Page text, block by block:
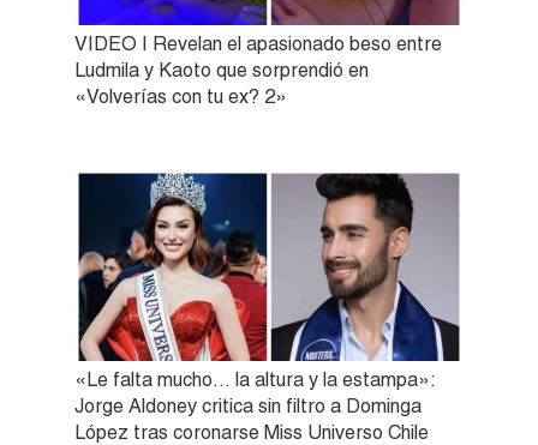
VIDEO | Revelan el apasionado beso entre
Ludmila y Kaoto que sorprendió en
«Volverías con tu ex? 2»
«Le falta mucho… la altura y la estampa»:
Jorge Aldoney critica sin filtro a Dominga
López tras coronarse Miss Universo Chile